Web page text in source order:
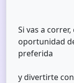
Si vas a
oportunidad
preferida
y divertirte